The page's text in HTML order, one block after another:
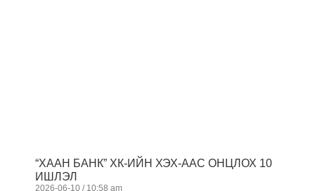
“ХААН БАНК” ХК-ИЙН ХЭХ-ААС ОНЦЛОХ 10
ИШЛЭЛ
2026-06-10 10:58 am